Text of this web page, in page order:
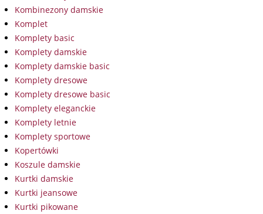
Kombinezony damskie
Komplet
Komplety basic
Komplety damskie
Komplety damskie basic
Komplety dresowe
Komplety dresowe basic
Komplety eleganckie
Komplety letnie
Komplety sportowe
Kopertówki
Koszule damskie
Kurtki damskie
Kurtki jeansowe
Kurtki pikowane